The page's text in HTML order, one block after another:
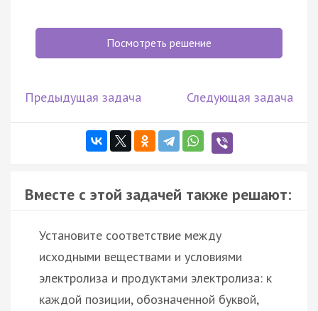
Посмотреть решение
Предыдущая задача Следующая задача
Вместе с этой задачей также решают:
Установите соответствие между
исходными веществами и условиями
электролиза и продуктами электролиза: к
каждой позиции, обозначенной буквой,